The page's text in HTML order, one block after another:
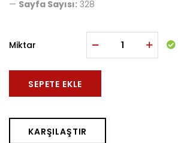
— Sayfa Sayısı: 328
Miktar
SEPETE EKLE
KARŞILAŞTIR